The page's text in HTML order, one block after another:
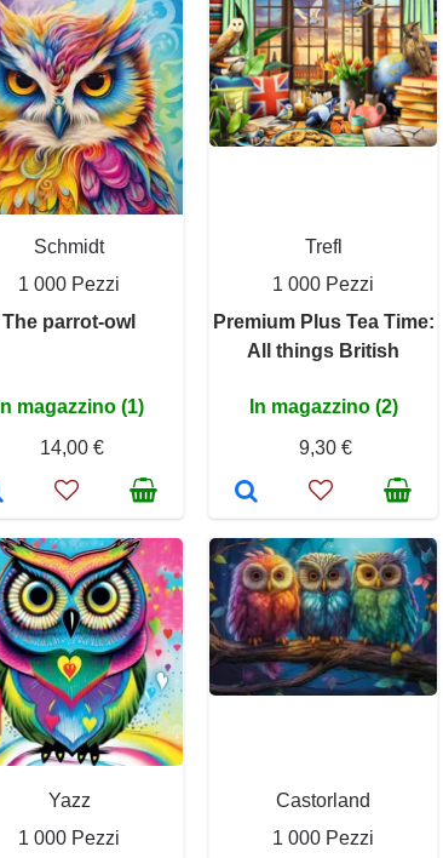
Schmidt
1 000 Pezzi
The parrot-owl
In magazzino (1)
14,00 €
Trefl
1 000 Pezzi
Premium Plus Tea Time:
All things British
In magazzino (2)
9,30 €
Yazz
1 000 Pezzi
Castorland
1 000 Pezzi